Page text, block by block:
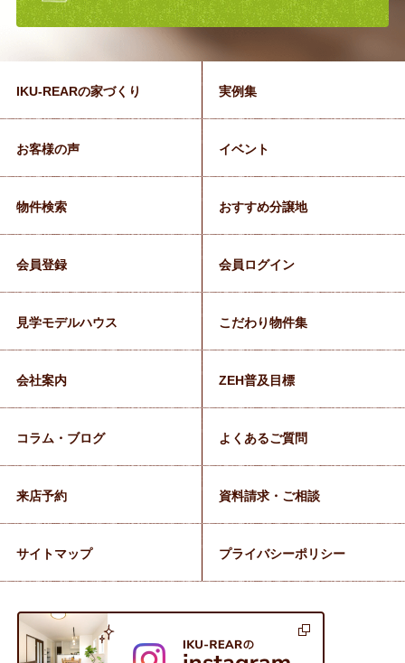
IKU-REARの家づくり 実例集
お客様の声 イベント
物件検索 おすすめ分譲地
会員登録 会員ログイン
見学モデルハウス こだわり物件集
会社案内 ZEH普及目標
コラム・ブログ よくあるご質問
来店予約 資料請求・ご相談
サイトマップ プライバシーポリシー